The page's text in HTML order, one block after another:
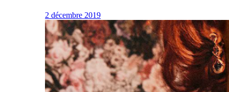
2 décembre 2019